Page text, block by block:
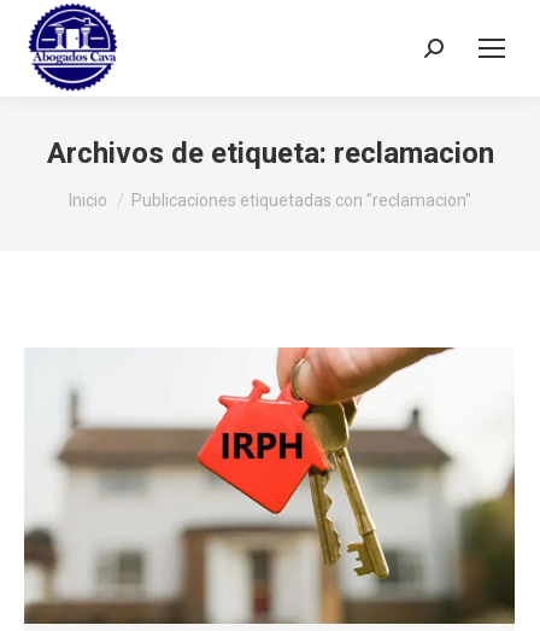
Buscar:
Archivos de etiqueta: reclamacion
Estás aquí:
Inicio Publicaciones etiquetadas con "reclamacion"